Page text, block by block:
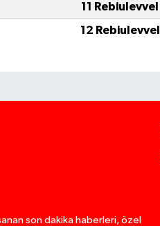
11
12
son dakika haberleri, özel